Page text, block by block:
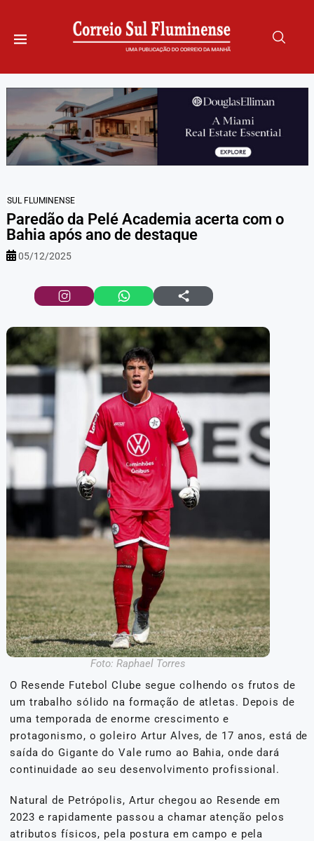
SUL FLUMINENSE
Paredão da Pelé Academia acerta com o
Bahia após ano de destaque
05/12/2025
Foto: Raphael Torres
O Resende Futebol Clube segue colhendo os frutos de
um trabalho sólido na formação de atletas. Depois de
uma temporada de enorme crescimento e
protagonismo, o goleiro Artur Alves, de 17 anos, está de
saída do Gigante do Vale rumo ao Bahia, onde dará
continuidade ao seu desenvolvimento profissional.
Natural de Petrópolis, Artur chegou ao Resende em
2023 e rapidamente passou a chamar atenção pelos
atributos físicos, pela postura em campo e pela